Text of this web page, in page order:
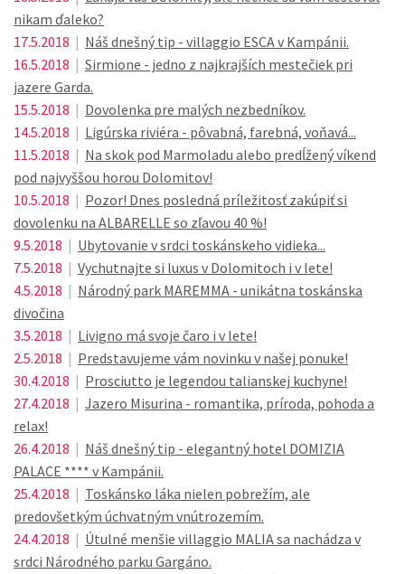
nikam ďaleko?
17.5.2018 | Náš dnešný tip - villaggio ESCA v Kampánii.
16.5.2018 | Sirmione - jedno z najkrajších mestečiek pri
jazere Garda.
15.5.2018 | Dovolenka pre malých nezbedníkov.
14.5.2018 | Ligúrska riviéra - pôvabná, farebná, voňavá...
11.5.2018 | Na skok pod Marmoladu alebo predĺžený víkend
pod najvyššou horou Dolomitov!
10.5.2018 | Pozor! Dnes posledná príležitosť zakúpiť si
dovolenku na ALBARELLE so zľavou 40 %!
9.5.2018 | Ubytovanie v srdci toskánskeho vidieka...
7.5.2018 | Vychutnajte si luxus v Dolomitoch i v lete!
4.5.2018 | Národný park MAREMMA - unikátna toskánska
divočina
3.5.2018 | Livigno má svoje čaro i v lete!
2.5.2018 | Predstavujeme vám novinku v našej ponuke!
30.4.2018 | Prosciutto je legendou talianskej kuchyne!
27.4.2018 | Jazero Misurina - romantika, príroda, pohoda a
relax!
26.4.2018 | Náš dnešný tip - elegantný hotel DOMIZIA
PALACE **** v Kampánii.
25.4.2018 | Toskánsko láka nielen pobrežím, ale
predovšetkým úchvatným vnútrozemím.
24.4.2018 | Útulné menšie villaggio MALIA sa nachádza v
srdci Národného parku Gargáno.